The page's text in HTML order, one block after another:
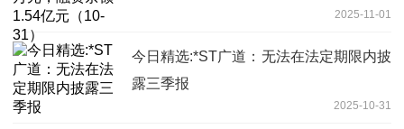
2025-11-01
今日精选:*ST广道：无法在法定期限内披
露三季报
2025-10-31